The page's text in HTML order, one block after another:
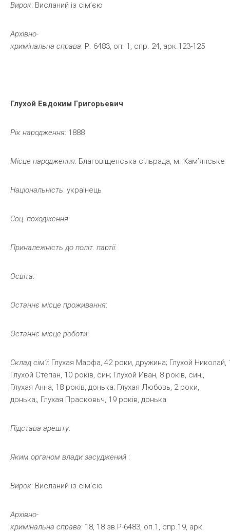
Вирок: Висланий із сім’єю
Архівно-
кримінальна справа: Р. 6483, оп. 1, спр. 24, арк.123-125
Глухой Евдоким Григорьевич
Рік народження: 1888
Місце народження: Благовіщенська сільрада, м. Кам’янське
Національність: українець
Соц. походження:
Приналежність до політ. партії:
Освіта:
Останнє місце проживання:
Останнє місце роботи:
Склад сім’ї: Глухая Марфа, 42 роки, дружина; Глухой Николай,
Глухой Степан, 10 років, син; Глухой Иван, 8 років, син;,
Глухая Анна, 18 років, донька; Глухая Любовь, 2 роки,
донька;, Глухая Прасковьч, 19 років, донька
Підстава арешту:
Яким органом влади засуджений :
Вирок: Висланий із сім’єю
Архівно-
кримінальна справа: 18, 18 зв.Р-6483, оп.1, спр.19, арк.